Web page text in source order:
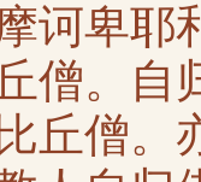
诃卑耶
僧。自
丘僧。